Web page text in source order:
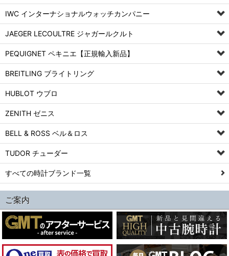
IWC インターナショナルウォッチカンパニー
JAEGER LECOULTRE ジャガールクルト
PEQUIGNET ペキニエ【正規輸入新品】
BREITLING ブライトリング
HUBLOT ウブロ
ZENITH ゼニス
BELL & ROSS ベル＆ロス
TUDOR チューダー
すべての時計ブランド一覧
ご案内